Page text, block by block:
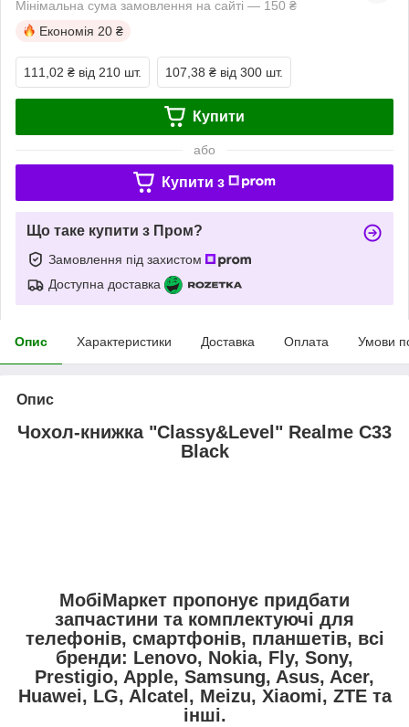
Мінімальна сума замовлення на сайті — 150 ₴
Економія 20 ₴
111,02 ₴ від 210 шт. 107,38 ₴ від 300 шт.
Купити
або
Купити з
Що таке купити з Пром?
Замовлення під захистом
Доступна доставка
Опис Характеристики Доставка Оплата Умови
Опис
Чохол-книжка "Classy&Level" Realme C33
Black
МобiМаркет пропонує придбати
запчастини та комплектуючі для
телефонів, смартфонів, планшетів, всі
бренди: Lenovo, Nokia, Fly, Sony,
Prestigio, Apple, Samsung, Asus, Acer,
Huawei, LG, Alcatel, Meizu, Xiaomi, ZTEта
інші.